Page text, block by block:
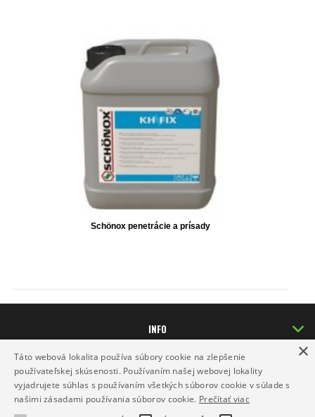
Schönox penetrácie a prísady
INFO
KONTAKT
×
Táto webová lokalita používa súbory cookie na zlepšenie
používateľskej skúsenosti. Používaním našej webovej lokality
vyjadrujete súhlas s používaním všetkých súborov cookie v súlade s
našimi zásadami používania súborov cookie. Prečítať viac